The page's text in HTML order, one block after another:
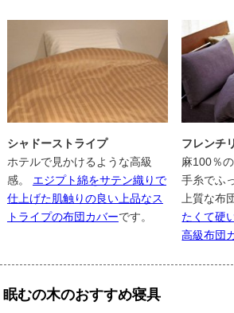
シャドーストライプ
ホテルで見かけるような高級
感。 エジプト綿をサテン織りで
仕上げた肌触りの良い上品なス
トライプの布団カバーです。
フレンチ
麻100％
手糸でふ
上質な布
たくて硬
高級布団
眠むの木のおすすめ寝具